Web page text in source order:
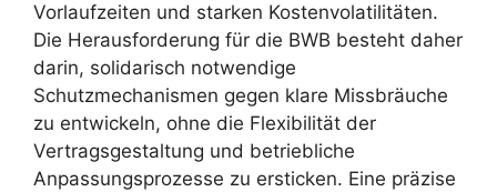
Vorlaufzeiten und starken Kostenvolatilitäten.
Die Herausforderung für die BWB besteht daher
darin, solidarisch notwendige
Schutzmechanismen gegen klare Missbräuche
zu entwickeln, ohne die Flexibilität der
Vertragsgestaltung und betriebliche
Anpassungsprozesse zu ersticken. Eine präzise